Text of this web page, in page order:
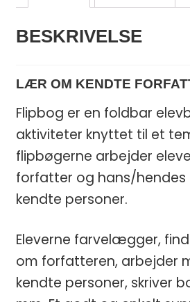
BESKRIVELSE
LÆR OM KENDTE
Flipbog er en foldbar
aktiviteter knyttet til et
flipbøgerne arbejder
forfatter og hans/hendes
kendte personer.
Eleverne farvelægger,
om forfatteren, arbejder
kendte personer, skriver